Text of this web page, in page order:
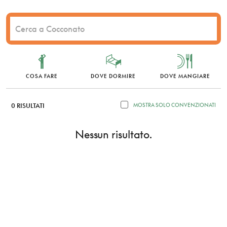
COSA FARE DOVE DORMIRE DOVE MANGIARE
0 RISULTATI MOSTRA SOLO CONVENZIONATI
Nessun risultato.